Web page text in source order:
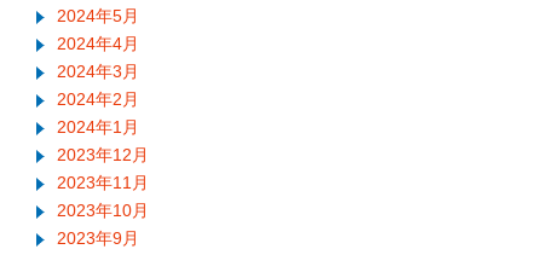
2024年5月
2024年4月
2024年3月
2024年2月
2024年1月
2023年12月
2023年11月
2023年10月
2023年9月